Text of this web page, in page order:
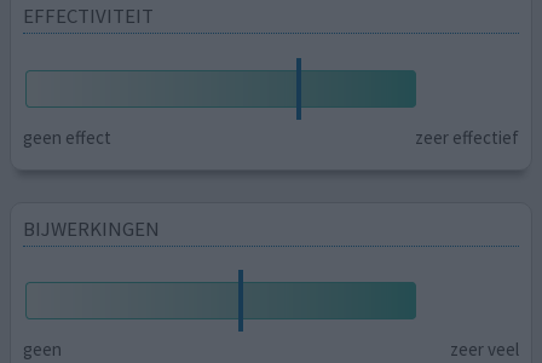
EFFECTIVITEIT
geen effect zeer effectief
BIJWERKINGEN
geen
zeer veel